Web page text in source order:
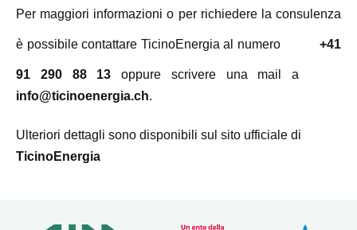
Per maggiori informazioni o per richiedere la consulenza
è possibile contattare TicinoEnergia al numero +41
91 290 88 13 oppure scrivere una mail a
info@ticinoenergia.ch.
Ulteriori dettagli sono disponibili sul sito ufficiale di
TicinoEnergia